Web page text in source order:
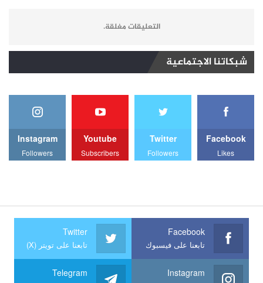
التعليقات مغلقة.
شبكاتنا الاجتماعية
Facebook
Likes
Twitter
Followers
Youtube
Subscribers
Instagram
Followers
Facebook
تابعنا على فيسبوك
Twitter
تابعنا على تويتر (X)
Instagram
Telegram